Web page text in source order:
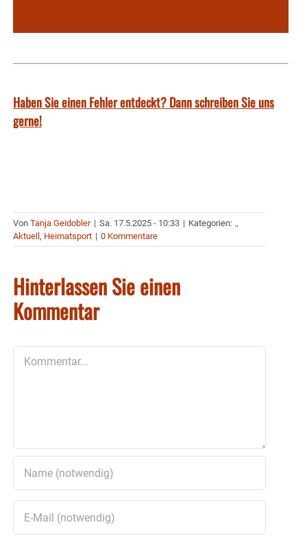
Haben Sie einen Fehler entdeckt? Dann schreiben Sie uns
gerne!
Von Tanja Geidobler | Sa. 17.5.2025 - 10:33 | Kategorien: .,
Aktuell , Heimatsport | 0 Kommentare
Hinterlassen Sie einen
Kommentar